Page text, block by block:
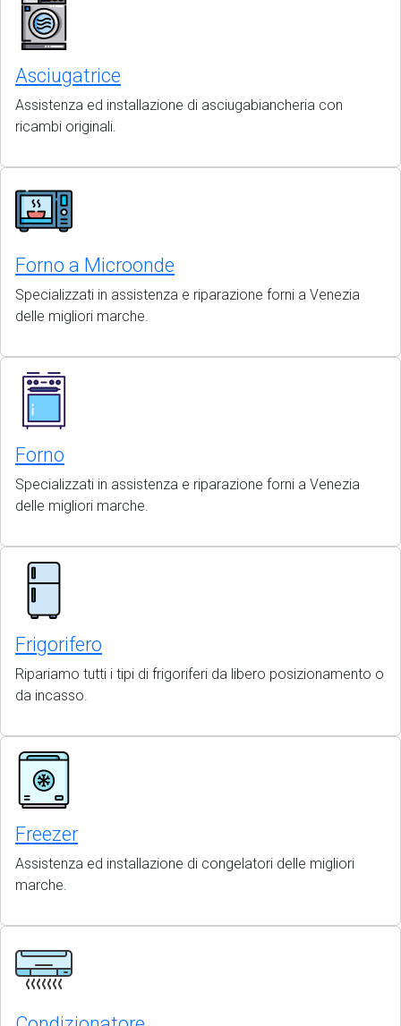
Asciugatrice
Assistenza ed installazione di asciugabiancheria con
ricambi originali.
Forno a Microonde
Specializzati in assistenza e riparazione forni a Venezia
delle migliori marche.
Forno
Specializzati in assistenza e riparazione forni a Venezia
delle migliori marche.
Frigorifero
Ripariamo tutti i tipi di frigoriferi da libero posizionamento o
da incasso.
Freezer
Assistenza ed installazione di congelatori delle migliori
marche.